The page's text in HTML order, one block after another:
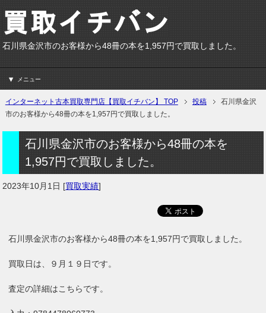
石川県金沢市のお客様から48冊の本を1,957円で買取しました。
メニュー
インターネット古本買取専門店【買取イチバン】 TOP 投稿
石川県金沢
市のお客様から48冊の本を1,957円で買取しました。
石川県金沢市のお客様から48冊の本を
1,957円で買取しました。
2023年10月1日 [買取実績]
石川県金沢市のお客様から48冊の本を1,957円で買取しました。
買取日は、９月１９日です。
査定の詳細はこちらです。